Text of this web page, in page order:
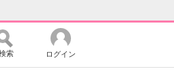
索 ログイン